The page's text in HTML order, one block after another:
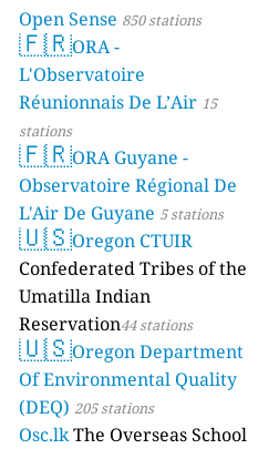
Open Sense 850 stations
🇫🇷ORA -
L'Observatoire
Réunionnais De L’Air 15
stations
🇫🇷ORA Guyane -
Observatoire Régional De
L'Air De Guyane 5 stations
🇺🇸Oregon CTUIR
Confederated Tribes of the
Umatilla Indian
Reservation44 stations
🇺🇸Oregon Department
Of Environmental Quality
(DEQ) 205 stations
Osc.lkThe Overseas School